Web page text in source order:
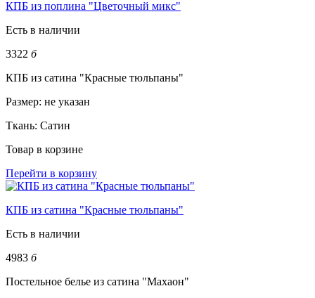
КПБ из поплина "Цветочный микс"
Есть в наличии
3322 б
КПБ из сатина "Красные тюльпаны"
Размер: не указан
Ткань: Сатин
Товар в корзине
Перейти в корзину
КПБ из сатина "Красные тюльпаны"
Есть в наличии
4983 б
Постельное белье из сатина "Махаон"